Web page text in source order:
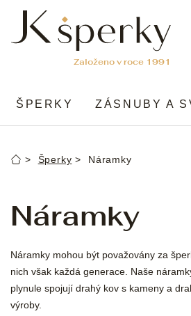
obsah
ŠPERKY ZÁSNUBY A
DomůŠperky Náramky
Náramky
Náramky mohou být považovány za
nich však každá generace. Naše
plynule spojují drahý kov s kameny a
výroby.